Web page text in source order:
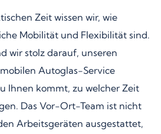
Zeit wissen wir, wie
Mobilität und Flexibilität sind.
wir stolz darauf, unseren
Autoglas-Service
Ihnen kommt, zu welcher Zeit
Das Vor-Ort-Team ist nicht
Arbeitsgeräten ausgestattet,